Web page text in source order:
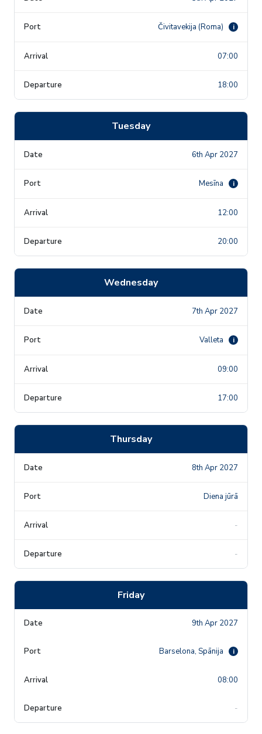
Čivitavekija (Roma) i
07:00
18:00
Tuesday
6th Apr 2027
Mesīna i
12:00
20:00
Wednesday
7th Apr 2027
Valleta i
09:00
17:00
Thursday
8th Apr 2027
Diena jūrā
-
-
Friday
9th Apr 2027
Barselona, Spānija i
08:00
-